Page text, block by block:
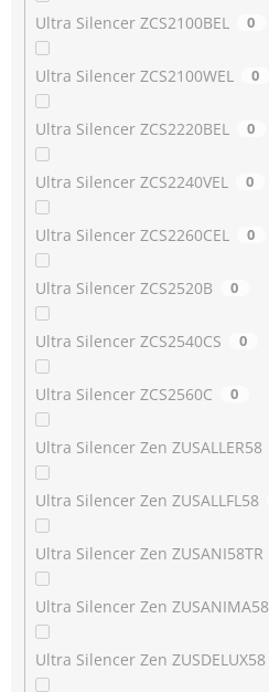
Ultra Silencer ZCS2100BEL 0
Ultra Silencer ZCS2100WEL 0
Ultra Silencer ZCS2220BEL 0
Ultra Silencer ZCS2240VEL 0
Ultra Silencer ZCS2260CEL 0
Ultra Silencer ZCS2520B 0
Ultra Silencer ZCS2540CS 0
Ultra Silencer ZCS2560C 0
Ultra Silencer Zen ZUSALLER58
Ultra Silencer Zen ZUSALLFL58
Ultra Silencer Zen ZUSANI58TR
Ultra Silencer Zen ZUSANIMA58
Ultra Silencer Zen ZUSDELUX58